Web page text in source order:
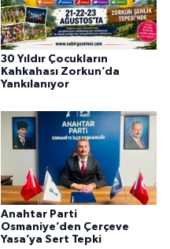
30 Yıldır Çocukların
Kahkahası Zorkun’da
Yankılanıyor
Anahtar Parti
Osmaniye’den Çerçeve
Yasa’ya Sert Tepki